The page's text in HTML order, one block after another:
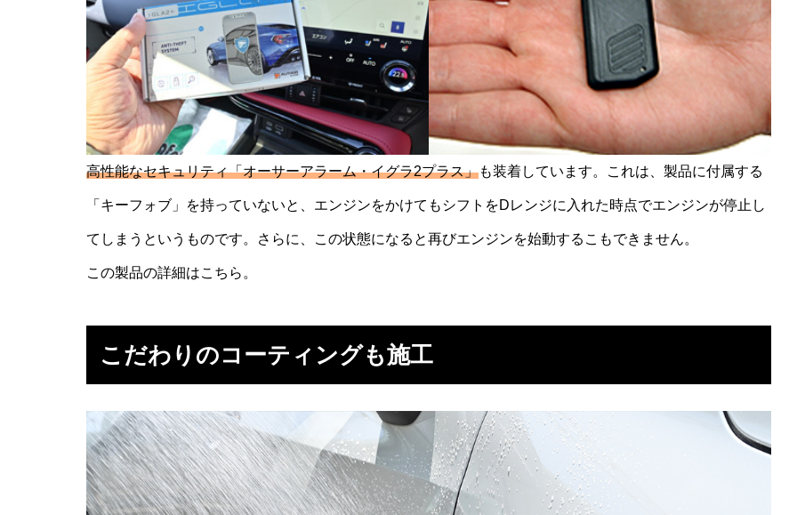
高性能なセキュリティ「オーサーアラーム・イグラ2プラス」も装着しています。これは、製品に付属する
「キーフォブ」を持っていないと、エンジンをかけてもシフトをDレンジに入れた時点でエンジンが停止し
てしまうというものです。さらに、この状態になると再びエンジンを始動するこもできません。
この製品の詳細はこちら 。
こだわりのコーティングも施工